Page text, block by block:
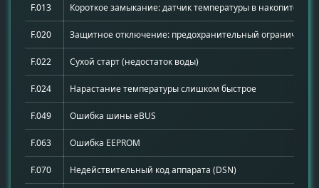
F.013 Короткое замыкание: датчик температуры в накопителе
F.020 Защитное отключение: предохранительный
F.022 Сухой старт (недостаток воды)
F.024 Нарастание температуры слишком быстрое
F.049 Ошибка шины eBUS
F.063 Ошибка EEPROM
F.070 Недействительный код аппарата (DSN)